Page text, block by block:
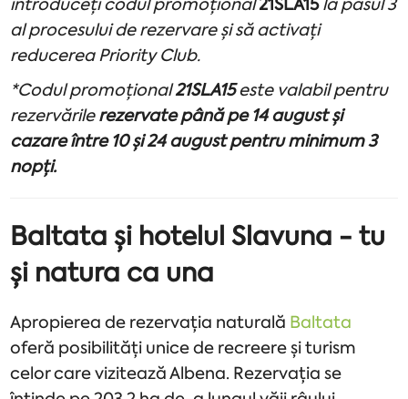
introduceți codul promoțional21SLA15la pasul 3
al procesului de rezervare și să activați
reducerea Priority Club.
*Codul promoțional21SLA15este valabil pentru
rezervărilerezervate până pe 14 august și
cazare între 10 și 24 august pentru minimum 3
nopți.
Baltata și hotelul Slavuna - tu
și natura ca una
Apropierea de rezervația naturală Baltata
oferă posibilități unice de recreere și turism
celor care vizitează Albena. Rezervația se